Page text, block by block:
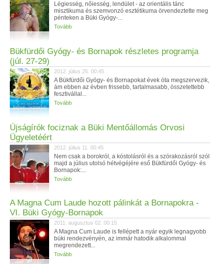
Légiesség, nőiesség, lendület - az orientális tánc
misztikuma és szemvonzó esztétikuma örvendeztette meg
pénteken a Büki Gyógy-...
Tovább
Bükfürdői Gyógy- és Bornapok részletes programja
(júl. 27-29)
2012. július 25. 00:45
A Bükfürdői Gyógy- és Bornapokat évek óta megszervezik,
ám ebben az évben frissebb, tartalmasabb, összetettebb
fesztivállal...
Tovább
Újságírók fociznak a Büki Mentőállomás Orvosi
Ügyeletéért
2012. július 11. 00:45
Nem csak a borokról, a kóstolásról és a szórakozásról szól
majd a július utolsó hétvégéjére eső Bükfürdői Gyógy- és
Bornapok:...
Tovább
A Magna Cum Laude hozott pálinkát a Bornapokra -
VI. Büki Gyógy-Bornapok
2011. augusztus 02. 00:15
A Magna Cum Laude is fellépett a nyár egyik legnagyobb
büki rendezvényén, az immár hatodik alkalommal
megrendezett...
Tovább